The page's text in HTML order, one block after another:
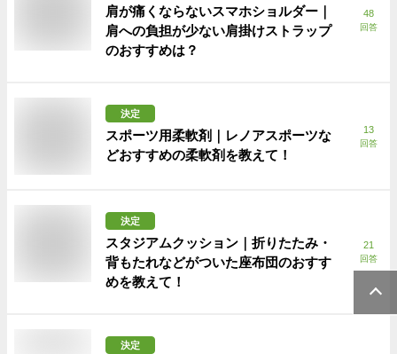
肩が痛くならないスマホショルダー｜
肩への負担が少ない肩掛けストラップ
のおすすめは？
48
回答
決定
スポーツ用柔軟剤｜レノアスポーツな
どおすすめの柔軟剤を教えて！
13
回答
決定
スタジアムクッション｜折りたたみ・
背もたれなどがついた座布団のおすす
めを教えて！
21
回答
決定